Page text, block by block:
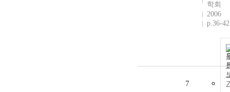
학회
2006
p.36-42
7